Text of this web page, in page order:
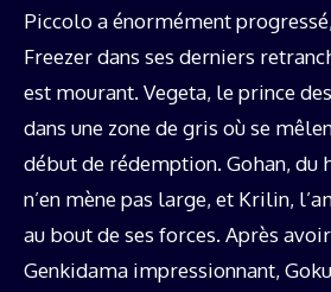
Piccolo a énormément
Freezer dans ses derniers
est mourant. Vegeta, le prince
dans une zone de gris où se
début de rédemption. Gohan, du
n’en mène pas large, et Krilin,
au bout de ses forces. Après
Genkidama impressionnant,